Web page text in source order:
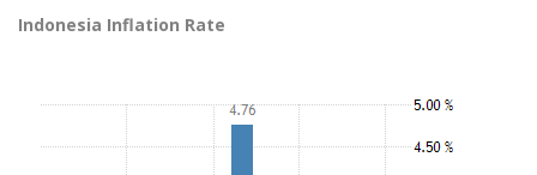
Indonesia Inflation Rate